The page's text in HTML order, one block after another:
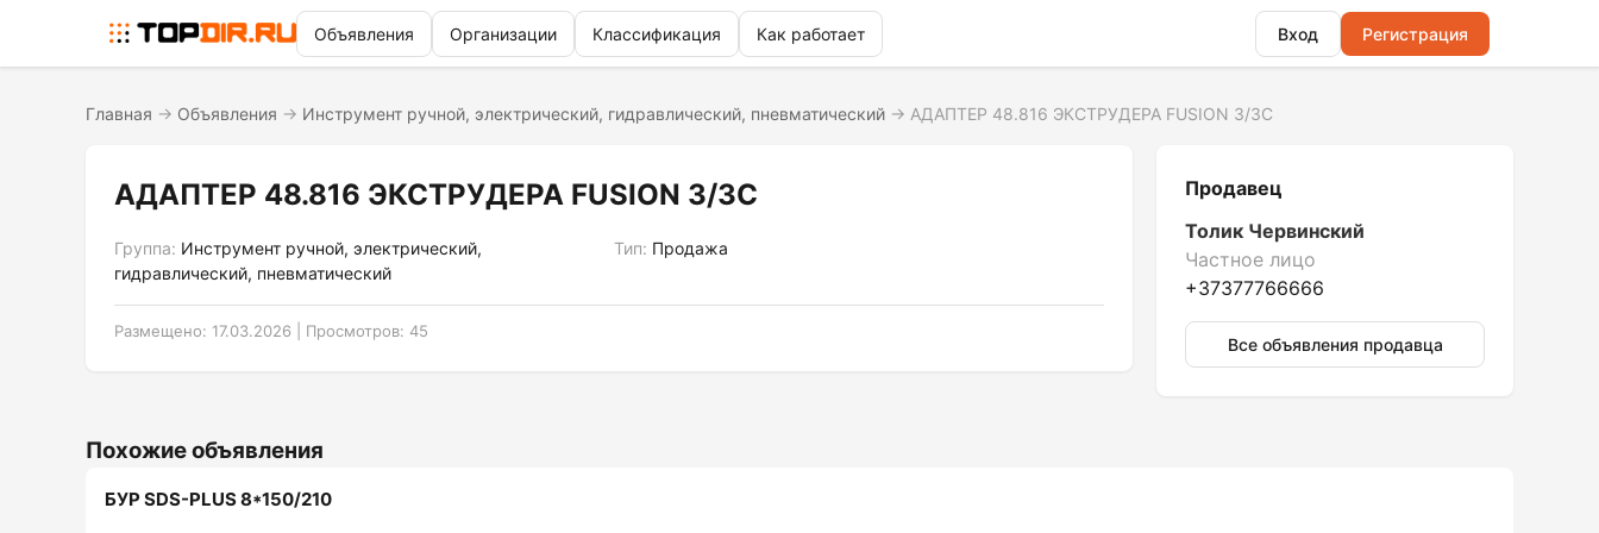
Объявления Организации Классификация Как работает Вход Регистрация
Главная → Объявления → Инструмент ручной, электрический, гидравлический, пневматический → АДАПТЕР 48.816 ЭКСТРУДЕРА FUSION 3/3C
АДАПТЕР 48.816 ЭКСТРУДЕРА FUSION 3/3C
Группа: Инструмент ручной, электрический,
гидравлический, пневматический
Тип: Продажа
Размещено: 17.03.2026 | Просмотров: 45
Продавец
Толик Червинский
Частное лицо
+37377766666
Все объявления продавца
Похожие объявления
БУР SDS-PLUS 8*150/210